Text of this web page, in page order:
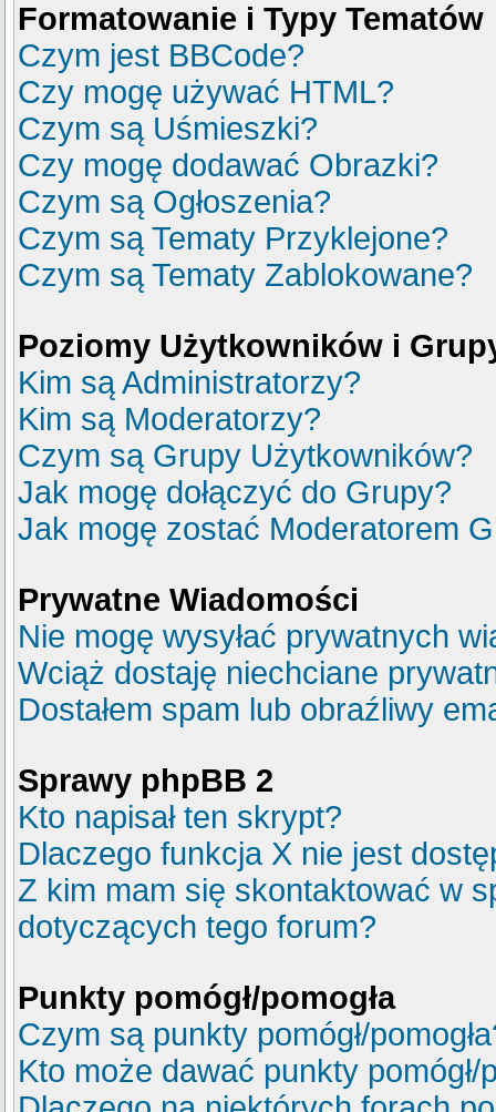
Formatowanie i Typy Tematów
Czym jest BBCode?
Czy mogę używać HTML?
Czym są Uśmieszki?
Czy mogę dodawać Obrazki?
Czym są Ogłoszenia?
Czym są Tematy Przyklejone?
Czym są Tematy Zablokowane?
Poziomy Użytkowników i
Kim są Administratorzy?
Kim są Moderatorzy?
Czym są Grupy Użytkowników?
Jak mogę dołączyć do Grupy?
Jak mogę zostać Moderatorem
Prywatne Wiadomości
Nie mogę wysyłać prywatnych
Wciąż dostaję niechciane
Dostałem spam lub obraźliwy
Sprawy phpBB 2
Kto napisał ten skrypt?
Dlaczego funkcja X nie jest
Z kim mam się skontaktować w
dotyczących tego forum?
Punkty pomógł/pomogła
Czym są punkty pomógł/
Kto może dawać punkty pomógł/